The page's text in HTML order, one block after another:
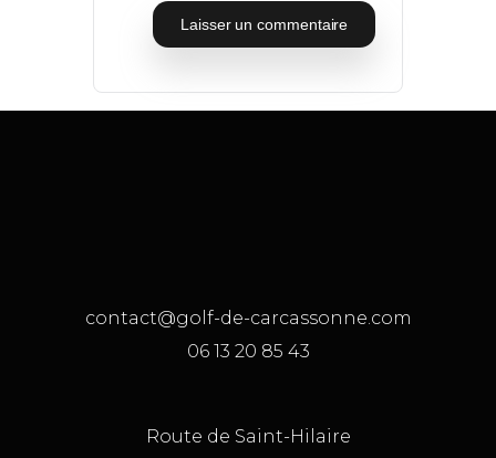
contact@golf-de-carcassonne.com
06 13 20 85 43
Route de Saint-Hilaire